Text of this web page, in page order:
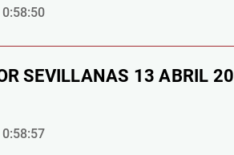
SEVILLANAS 13 ABRIL